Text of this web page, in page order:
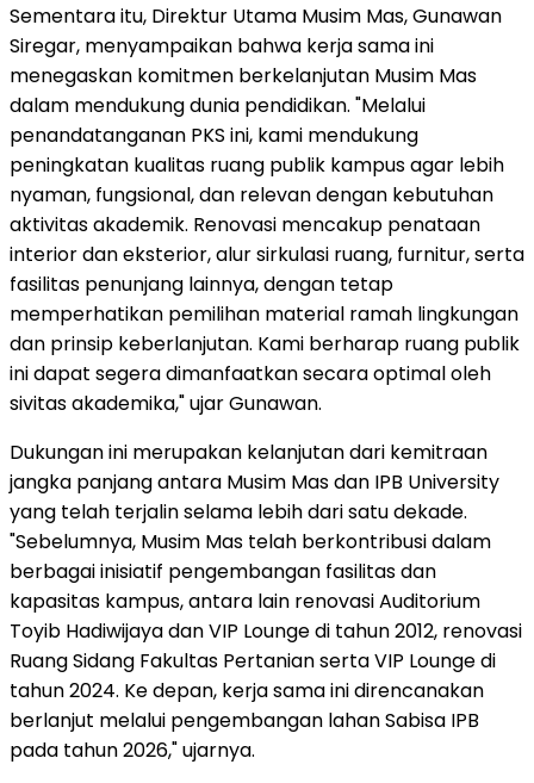
Sementara itu, Direktur Utama Musim Mas,Gunawan
Siregar, menyampaikan bahwa kerja sama ini
menegaskan komitmen berkelanjutan Musim Mas
dalam mendukung dunia pendidikan. "Melalui
penandatanganan PKS ini, kami mendukung
peningkatan kualitas ruang publik kampus agar lebih
nyaman, fungsional, dan relevan dengan kebutuhan
aktivitas akademik. Renovasi mencakup penataan
interior dan eksterior, alur sirkulasi ruang, furnitur, serta
fasilitas penunjang lainnya, dengan tetap
memperhatikan pemilihan material ramah lingkungan
dan prinsip keberlanjutan. Kami berharap ruang publik
ini dapat segera dimanfaatkan secara optimal oleh
sivitas akademika," ujar Gunawan.
Dukungan ini merupakan kelanjutan dari kemitraan
jangka panjang antara Musim Mas dan IPB University
yang telah terjalin selama lebih dari satu dekade.
"Sebelumnya, Musim Mas telah berkontribusi dalam
berbagai inisiatif pengembangan fasilitas dan
kapasitas kampus, antara lain renovasi Auditorium
Toyib Hadiwijaya dan VIP Lounge di tahun 2012, renovasi
Ruang Sidang Fakultas Pertanian serta VIP Lounge di
tahun 2024. Ke depan, kerja sama ini direncanakan
berlanjut melalui pengembangan lahan Sabisa IPB
pada tahun 2026," ujarnya.